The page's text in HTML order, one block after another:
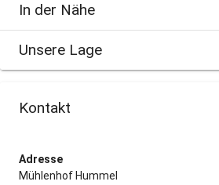
In der Nähe
Unsere Lage
Kontakt
Adresse
Mühlenhof Hummel